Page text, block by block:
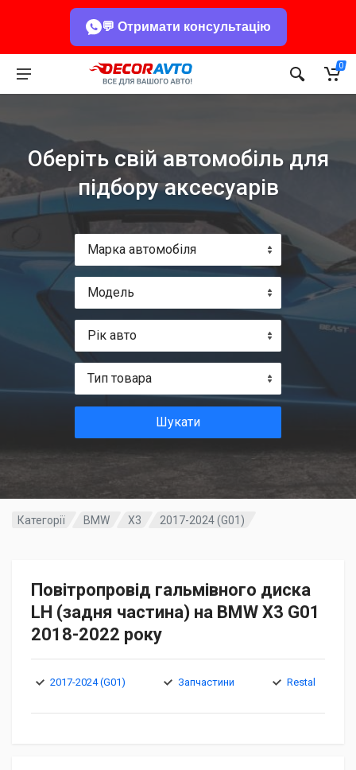
💬 Отримати консультацію
0
Оберіть свій автомобіль для
підбору аксесуарів
Марка автомобіля
Модель
Рік авто
Тип товара
Шукати
Категорії BMW X3 2017-2024 (G01)
Повітропровід гальмівного диска
LH (задня частина) на BMW X3 G01
2018-2022 року
2017-2024 (G01) Запчастини Restal